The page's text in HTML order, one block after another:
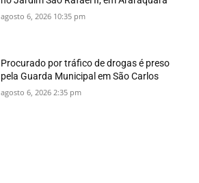
agosto 6, 2026 10:35 pm
Procurado por tráfico de drogas é preso
pela Guarda Municipal em São Carlos
agosto 6, 2026 2:35 pm